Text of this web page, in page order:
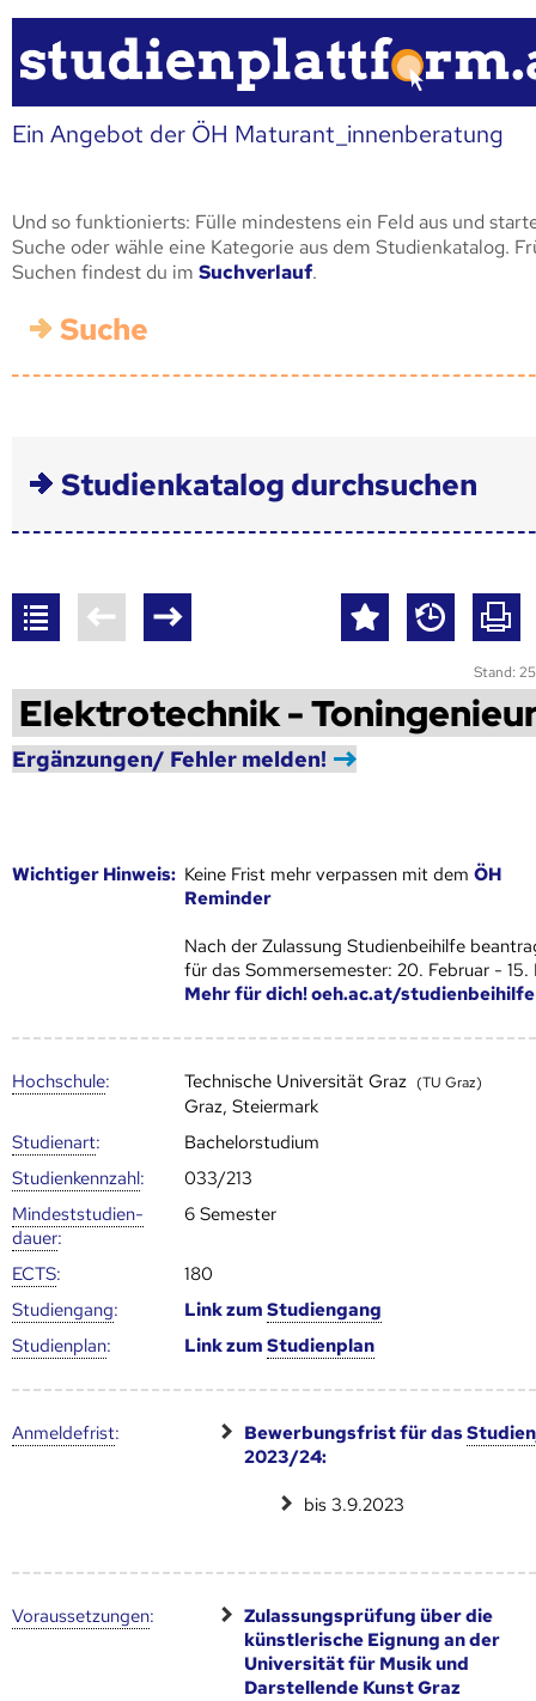
Ein Angebot der ÖH Maturant_innenberatung
Und so funktionierts: Fülle mindestens ein Feld aus und
Suche oder wähle eine Kategorie aus dem Studienkatalog.
Suchen findest du im Suchverlauf.
Suche
Studienkatalog durchsuchen
Stand:
Elektrotechnik -
Ergänzungen/ Fehler melden!
Wich­ti­ger Hin­weis: Keine Frist mehr verpassen mit demÖH
Reminder
Nach der Zulassung Studienbeihilfe
für das Sommersemester: 20. Februar - 15.
Mehr für dich! oeh.ac.at/studienbeihilfe
Hoch­schule: Technische Universität Graz (TU Graz)
Graz, Steiermark
Studienart:
Bachelorstudium
Studien­kenn­zahl:
033/213
Mindest­studien­
dauer:
6 Semester
ECTS:
180
Studien­gang: Link zumStudien­gang
Studien­plan: Link zumStudien­plan
Anmelde­frist: Bewerbungsfrist für das
2023/24:
bis 3.9.2023
Voraus­setzungen:
Zulassungsprüfung über die
künstlerische Eignung an der
Universität für Musik und
Darstellende Kunst Graz